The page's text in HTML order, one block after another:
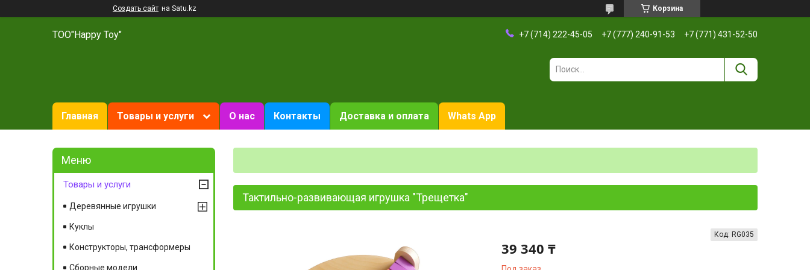
Создать сайт на Satu.kz Корзина
ТОО"Happy Toy" +7 (714) 222-45-05 +7 (777) 240-91-53 +7 (771) 431-52-50
Главная Товары и услуги О нас Контакты Доставка и оплата Whats App
Тактильно-развивающая игрушка "Трещетка"
39 340 ₸
Код: RG035
Товары и услуги
Деревянные игрушки
Куклы
Конструкторы, трансформеры
Сборные модели